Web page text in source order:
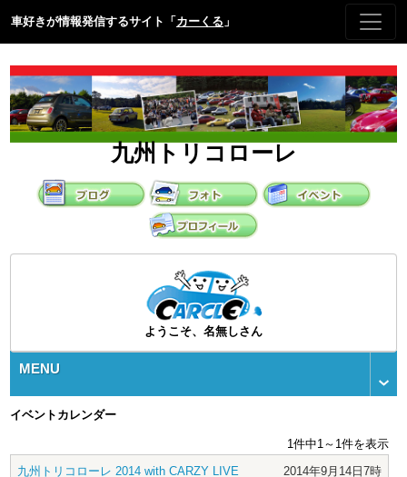
車好きが情報発信するサイト「 カーくる 」
九州トリコローレ
ようこそ、名無しさん
MENU
イベントカレンダー
1件中1～1件を表示
九州トリコローレ 2014 with CARZY LIVE
2014年9月14日7時